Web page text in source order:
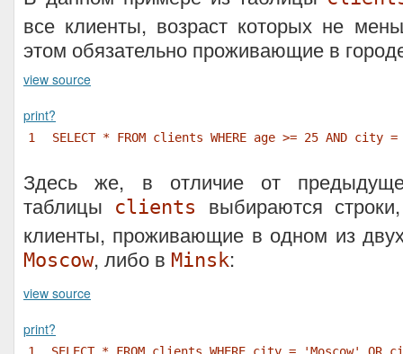
все клиенты, возраст которых не
этом обязательно проживающие в
view source
print?
1 SELECT * FROM clients WHERE age >= 25 AND city
Здесь же, в отличие от
таблицы
clients
выбираются
клиенты, проживающие в одном из
Moscow, либо в Minsk:
view source
print?
1 SELECT * FROM clients WHERE city = 'Moscow'